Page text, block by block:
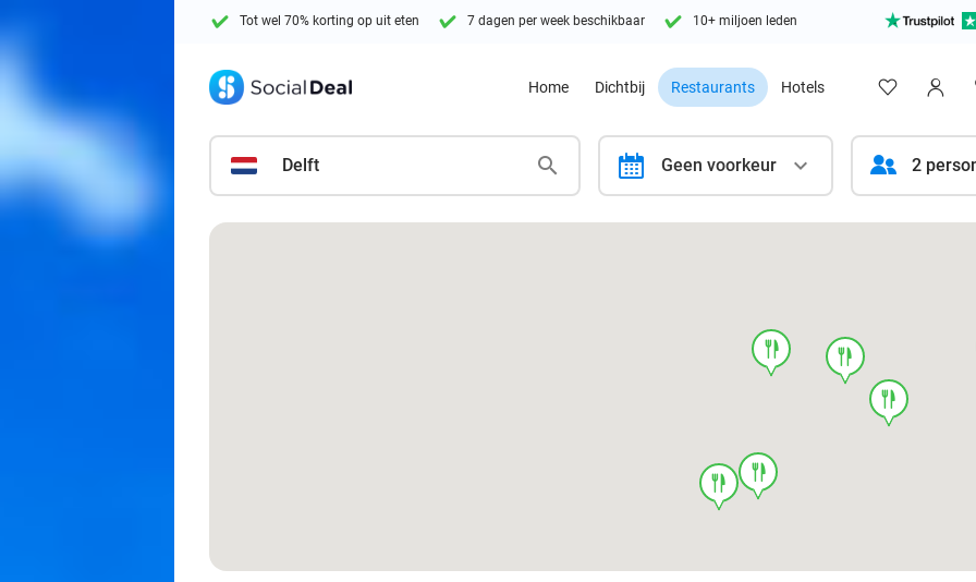
Tot wel 70% korting op uit eten 7 dagen per week beschikbaar 10+ miljoen leden
Home Dichtbij Restaurants Hotels
Delft calendar Geen voorkeur 2
food
food
food
food
food